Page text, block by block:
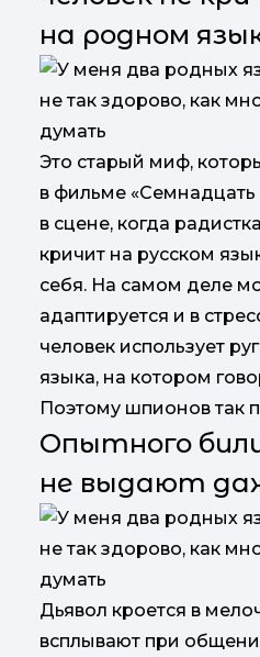
на родном
Это старый миф,
в фильме
в сцене, когда
кричит на русском
себя. На самом деле
адаптируется и в
человек использует
языка, на котором
Поэтому шпионов так
Опытного
не выдают
Дьявол кроется в
всплывают при